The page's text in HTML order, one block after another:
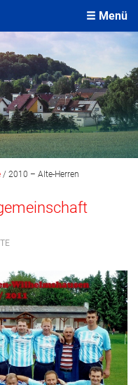
Menü
/ 2010 – Alte-Herren